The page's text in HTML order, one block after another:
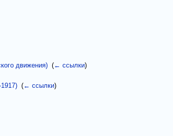
движения)‎ (← ссылки)
‎ (← ссылки)